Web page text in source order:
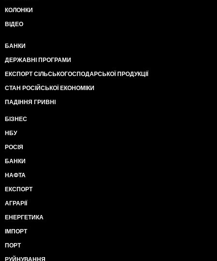
КОЛОНКИ
ВІДЕО
БАНКИ
ДЕРЖАВНІ ПРОГРАМИ
ЕКСПОРТ СІЛЬСЬКОГОСПОДАРСЬКОЇ ПРОДУКЦІЇ
СТАН РОСІЙСЬКОЇ ЕКОНОМІКИ
ПАДІННЯ ГРИВНІ
БІЗНЕС
НБУ
РОСІЯ
БАНКИ
НАФТА
ЕКСПОРТ
АГРАРІЇ
ЕНЕРГЕТИКА
ІМПОРТ
ПОРТ
РУЙНУВАННЯ